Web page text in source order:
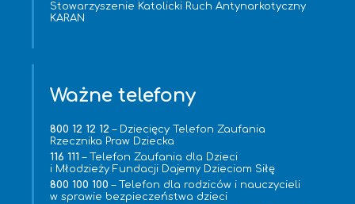
Stowarzyszenie Katolicki Ruch Antynarkotyczny
KARAN
Ważne telefony
800 12 12 12 – Dziecięcy Telefon Zaufania
Rzecznika Praw Dziecka
116 111– Telefon Zaufania dla Dzieci
i Młodzieży Fundacji Dajemy Dzieciom Siłę
800 100 100 – Telefon dla rodziców i nauczycieli
w sprawie bezpieczeństwa dzieci